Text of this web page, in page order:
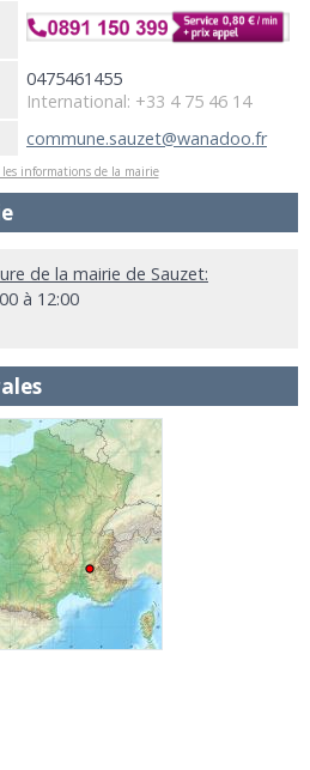
0475461455
International: +33 4 75 46 14
commune.sauzet@wanadoo.fr
informations de la mairie
de la mairie de Sauzet:
à 12:00